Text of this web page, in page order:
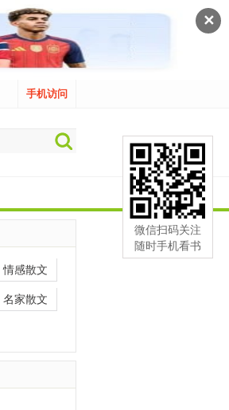
✕
手机访问
情感散文
名家散文
微信扫码关注
随时手机看书